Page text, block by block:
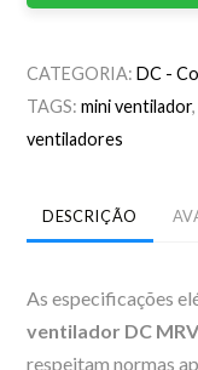
CATEGORIA:DC -
TAGS:mini ventilador
ventiladores
DESCRIÇÃO
As especificações
ventilador DC
respeitam normas